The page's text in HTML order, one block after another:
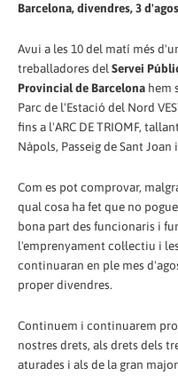
Barcelona, divendres, 3
Avui a les 10 del matí més
treballadores delServei
Provincial de Barcelona hem
Parc de l'Estació del Nord
fins a l'ARC DE TRIOMF,
Nàpols, Passeig de Sant
Com es pot comprovar,
qual cosa ha fet que no
bona part des funcionaris i
l'emprenyament col·lectiu i
continuaran en ple mes
proper divendres.
Continuem i continuarem
nostres drets, als drets dels
aturades i als de la gran